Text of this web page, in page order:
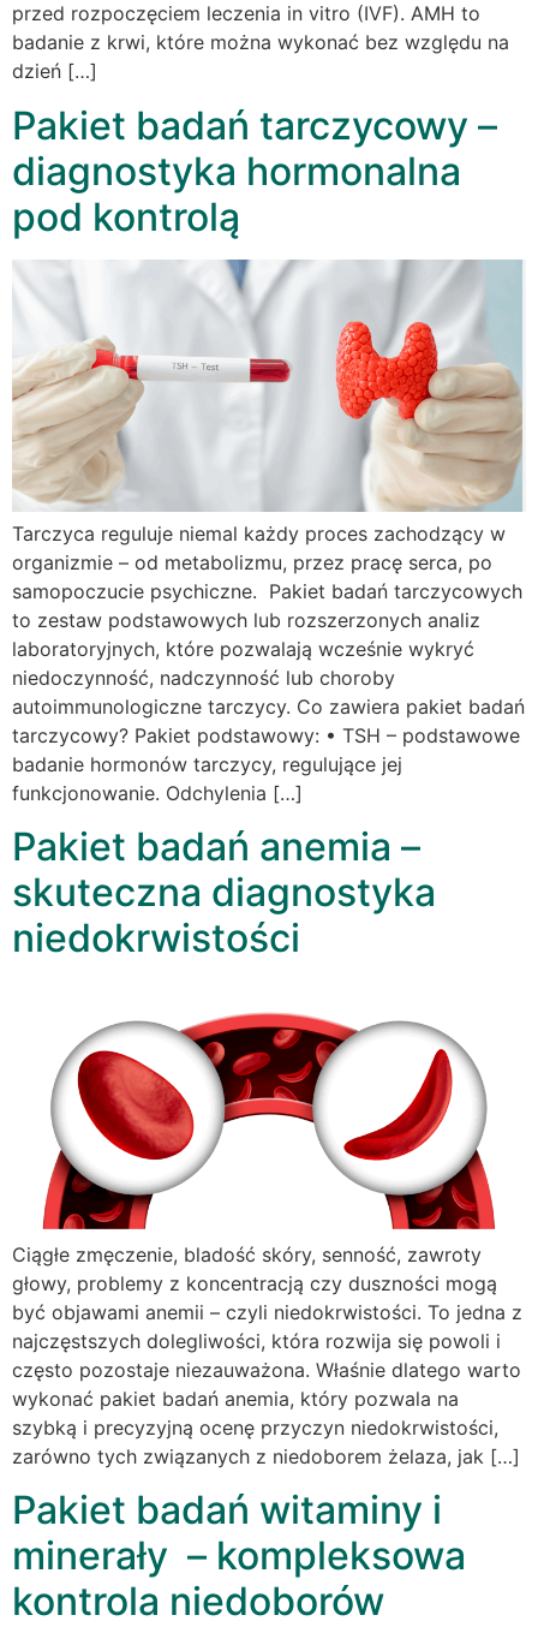
przed rozpoczęciem leczenia in vitro (IVF). AMH to
badanie z krwi, które można wykonać bez względu na
dzień […]
Pakiet badań tarczycowy –
diagnostyka hormonalna
pod kontrolą
Tarczyca reguluje niemal każdy proces zachodzący w
organizmie – od metabolizmu, przez pracę serca, po
samopoczucie psychiczne. Pakiet badań tarczycowych
to zestaw podstawowych lub rozszerzonych analiz
laboratoryjnych, które pozwalają wcześnie wykryć
niedoczynność, nadczynność lub choroby
autoimmunologiczne tarczycy. Co zawiera pakiet badań
tarczycowy? Pakiet podstawowy: • TSH – podstawowe
badanie hormonów tarczycy, regulujące jej
funkcjonowanie. Odchylenia […]
Pakiet badań anemia –
skuteczna diagnostyka
niedokrwistości
Ciągłe zmęczenie, bladość skóry, senność, zawroty
głowy, problemy z koncentracją czy duszności mogą
być objawami anemii – czyli niedokrwistości. To jedna z
najczęstszych dolegliwości, która rozwija się powoli i
często pozostaje niezauważona. Właśnie dlatego warto
wykonać pakiet badań anemia, który pozwala na
szybką i precyzyjną ocenę przyczyn niedokrwistości,
zarówno tych związanych z niedoborem żelaza, jak […]
Pakiet badań witaminy i
minerały – kompleksowa
kontrola niedoborów